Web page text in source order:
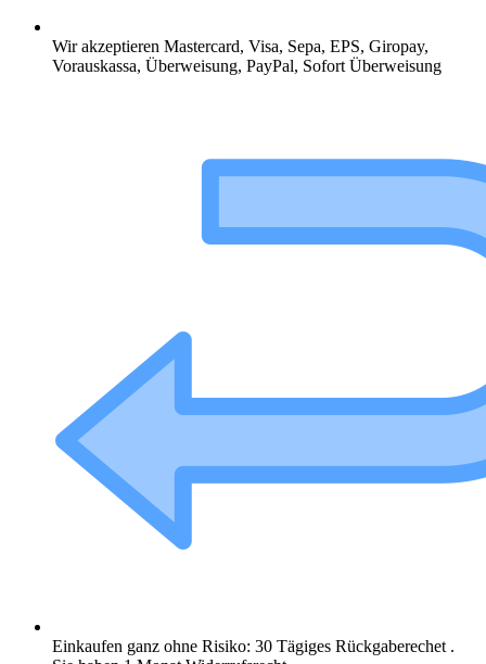
Wir akzeptieren Mastercard, Visa, Sepa, EPS, Giropay,
Vorauskassa, Überweisung, PayPal, Sofort Überweisung
Einkaufen ganz ohne Risiko: 30 Tägiges Rückgaberechet .